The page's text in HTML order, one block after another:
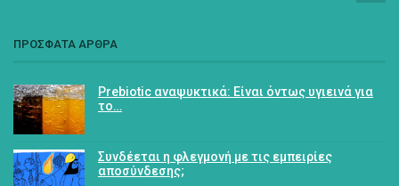
ΠΡΟΣΦΑΤΑ ΑΡΘΡΑ
Prebiotic αναψυκτικά: Είναι όντως υγιεινά για
το…
Συνδέεται η φλεγμονή με τις εμπειρίες
αποσύνδεσης;